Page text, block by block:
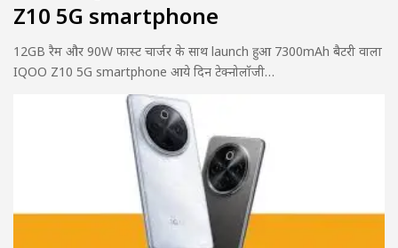
Z10 5G smartphone
12GB रैम और 90W फास्ट चार्जर के साथ launch हुआ 7300mAh बैटरी वाला
IQOO Z10 5G smartphone आये दिन टेक्नोलॉजी…